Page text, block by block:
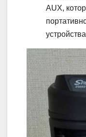
AUX,